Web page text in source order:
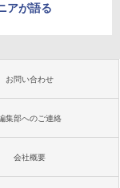
アが語る
お問い合わせ
集部へのご連絡
会社概要